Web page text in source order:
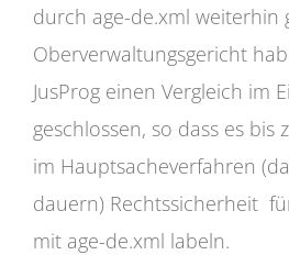
durch age-de.xml weiterhin
Oberverwaltungsgericht
JusProg einen Vergleich im
geschlossen, so dass es bis
im Hauptsacheverfahren
dauern) Rechtssicherheit
mit age-de.xml labeln.